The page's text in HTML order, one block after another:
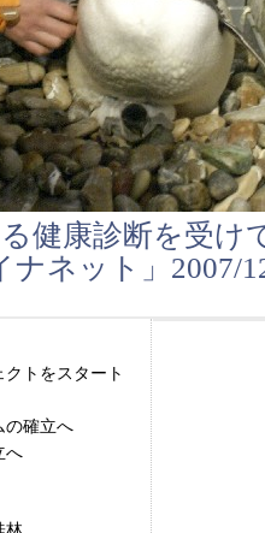
健康診断を受け
ナネット」2007/
トをスタート
の確立へ
へ